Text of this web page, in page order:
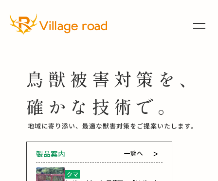
鳥獣被害対策を、
確かな技術で。
地域に寄り添い、最適な獣害対策を ご提案いたします。
製品案内 一覧へ ＞
クマ